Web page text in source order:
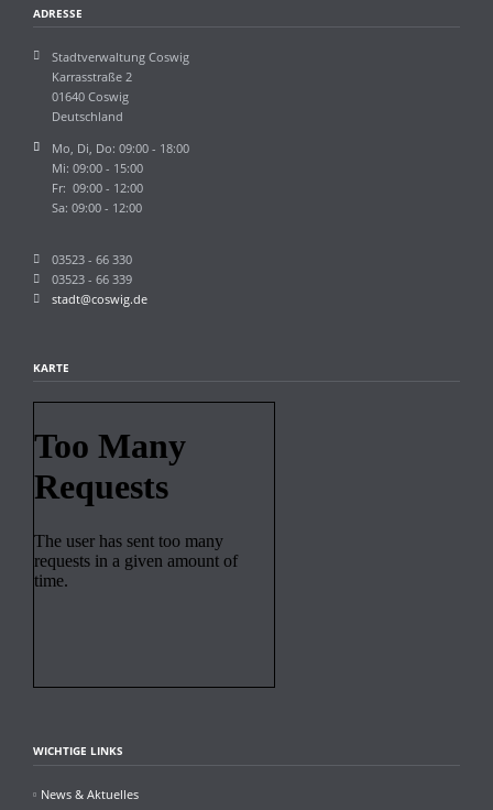
ADRESSE
Stadtverwaltung Coswig
Karrasstraße 2
01640 Coswig
Deutschland
Mo, Di, Do: 09:00 - 18:00
Mi: 09:00 - 15:00
Fr: 09:00 - 12:00
Sa: 09:00 - 12:00
03523 - 66 330
03523 - 66 339
stadt@coswig.de
KARTE
WICHTIGE LINKS
News & Aktuelles